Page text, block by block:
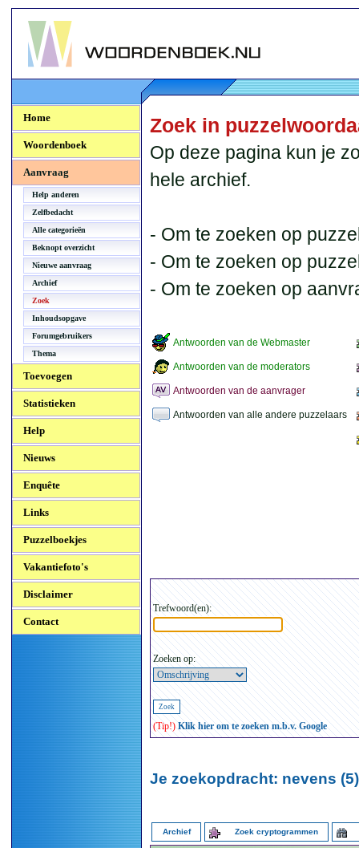
Woordenboek.NU
Home
Woordenboek
Aanvraag
Help anderen
Zelfbedacht
Alle categorieën
Beknopt overzicht
Nieuwe aanvraag
Archief
Zoek
Inhoudsopgave
Forumgebruikers
Thema
Toevoegen
Statistieken
Help
Nieuws
Enquête
Links
Puzzelboekjes
Vakantiefoto's
Disclaimer
Contact
Zoek in
Op deze pagina kun je
hele archief.
- Om te zoeken op
- Om te zoeken op
- Om te zoeken op
Antwoorden van de Webmaster
Antwoorden van de moderators
Antwoorden van de aanvrager
Antwoorden van alle andere puzzelaars
Trefwoord(en):
Zoeken op:
(Tip!) Klik hier om te zoeken m.b.v. Google
Je zoekopdracht: nevens (5)
Archief Zoek cryptogrammen